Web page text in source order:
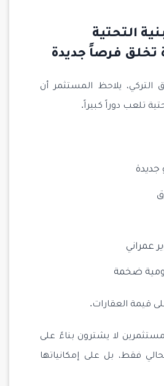
التحتية
تخلق فرصاً جديدة
التركي، يلاحظ المستثمر أن
تلعب دوراً كبيراً.
عمراني
ضخمة
قيمة العقارات.
لا يشترون بناءً على
فقط، بل على إمكانياتها